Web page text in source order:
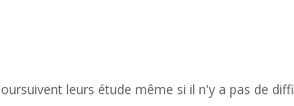
leurs étude même si il n'y a pas de